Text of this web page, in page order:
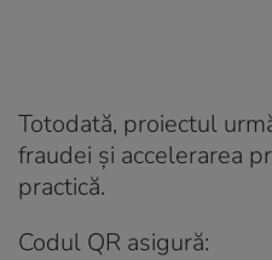
Totodată, proiectul
fraudei și accelerarea
practică.
Codul QR asigură: